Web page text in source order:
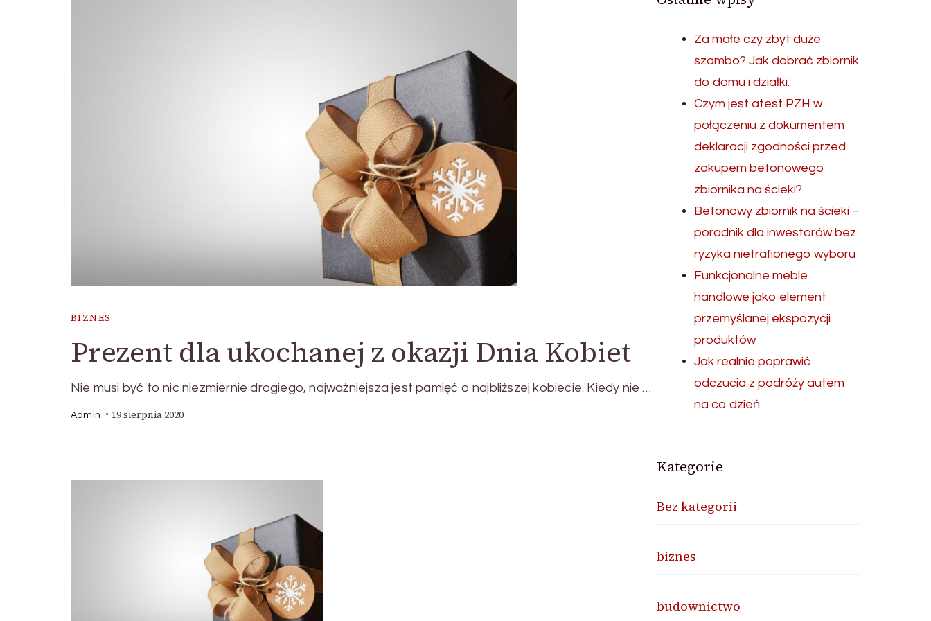
BIZNES
Prezent dla ukochanej z okazji Dnia Kobiet
Nie musi być to nic niezmiernie drogiego, najważniejsza jest pamięć o najbliższej kobiecie. Kiedy nie …
Admin 19 sierpnia 2020
Za małe czy zbyt duże
szambo? Jak dobrać zbiornik
do domu i działki.
Czym jest atest PZH w
połączeniu z dokumentem
deklaracji zgodności przed
zakupem betonowego
zbiornika na ścieki?
Betonowy zbiornik na ścieki –
poradnik dla inwestorów bez
ryzyka nietrafionego wyboru
Funkcjonalne meble
handlowe jako element
przemyślanej ekspozycji
produktów
Jak realnie poprawić
odczucia z podróży autem
na co dzień
Kategorie
Bez kategorii
biznes
budownictwo